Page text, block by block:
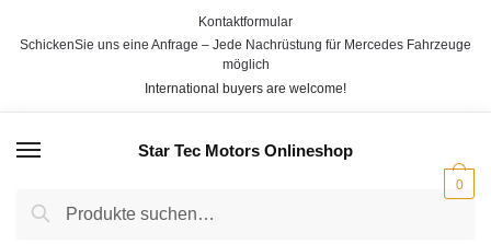
Kontaktformular
SchickenSie uns eine Anfrage – Jede Nachrüstung für Mercedes Fahrzeuge
möglich
International buyers are welcome!
Star Tec Motors Onlineshop
Suche
nach:
Suche
0